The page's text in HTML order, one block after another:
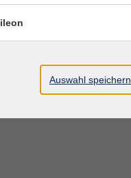
Auswahl speichern